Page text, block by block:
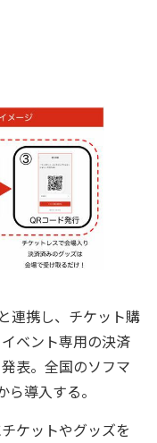
連携し、チケット購
ベント専用の決済
表。全国のソフマ
導入する。
ケットやグッズを